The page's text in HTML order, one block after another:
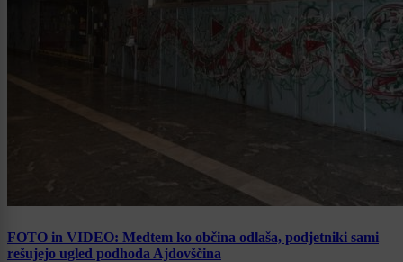
FOTO in VIDEO: Medtem ko občina odlaša, podjetniki sami
rešujejo ugled podhoda Ajdovščina